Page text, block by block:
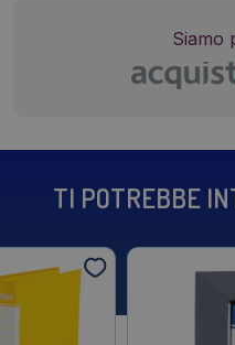
Siamo
TI POTREBBE